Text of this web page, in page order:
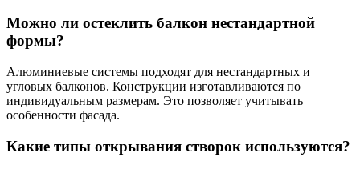
Можно ли остеклить балкон нестандартной
формы?
Алюминиевые системы подходят для нестандартных и
угловых балконов. Конструкции изготавливаются по
индивидуальным размерам. Это позволяет учитывать
особенности фасада.
Какие типы открывания створок используются?